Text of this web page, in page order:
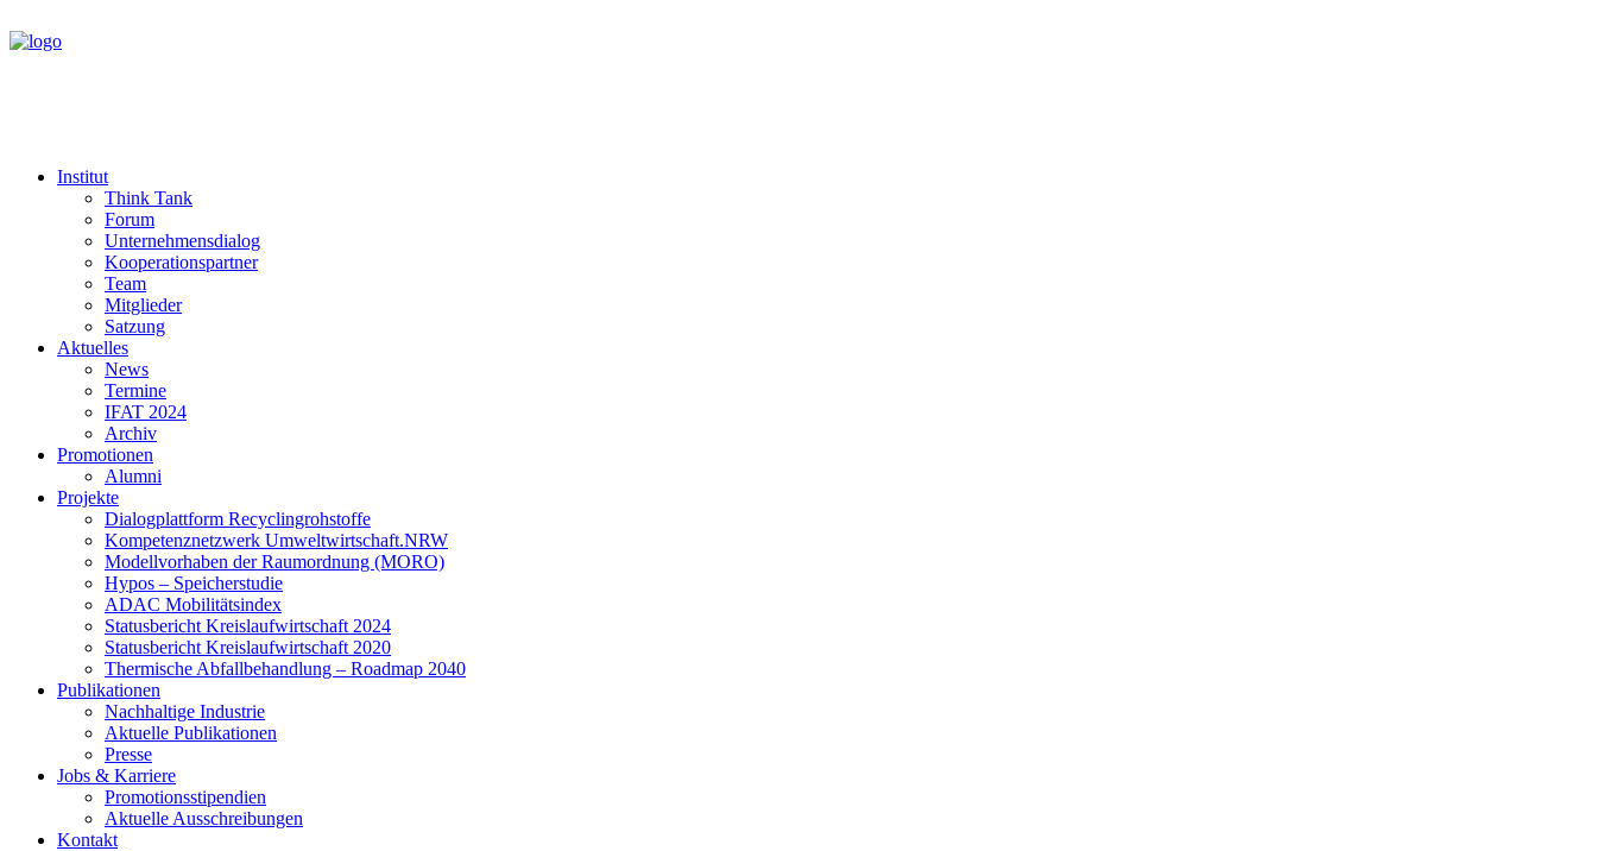
Institut
Think Tank
Forum
Unternehmensdialog
Kooperationspartner
Team
Mitglieder
Satzung
Aktuelles
News
Termine
IFAT 2024
Archiv
Promotionen
Alumni
Projekte
Dialogplattform Recyclingrohstoffe
Kompetenznetzwerk Umweltwirtschaft.NRW
Modellvorhaben der Raumordnung (MORO)
Hypos – Speicherstudie
ADAC Mobilitätsindex
Statusbericht Kreislaufwirtschaft 2024
Statusbericht Kreislaufwirtschaft 2020
Thermische Abfallbehandlung – Roadmap 2040
Publikationen
Nachhaltige Industrie
Aktuelle Publikationen
Presse
Jobs & Karriere
Promotionsstipendien
Aktuelle Ausschreibungen
Kontakt